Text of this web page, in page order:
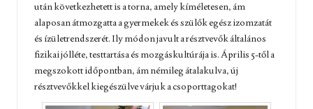
után következhetett is a torna, amely kíméletesen, ám
alaposan átmozgatta a gyermekek és szülők egész izomzatát
és ízületrendszerét. Ily módon javult a résztvevők általános
fizikai jólléte, testtartása és mozgáskultúrája is. Április 5-től a
megszokott időpontban, ám némileg átalakulva, új
résztvevőkkel kiegészülve várjuk a csoporttagokat!